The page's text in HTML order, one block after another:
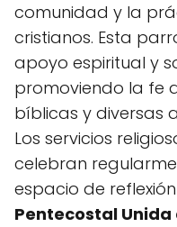
comunidad y la
cristianos. Esta
apoyo espiritual y
promoviendo la fe
bíblicas y diversas
Los servicios
celebran
espacio de
Pentecostal